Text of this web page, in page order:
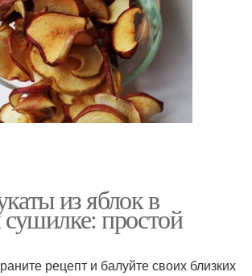
из яблок в
простой
рецепт и балуйте своих близких